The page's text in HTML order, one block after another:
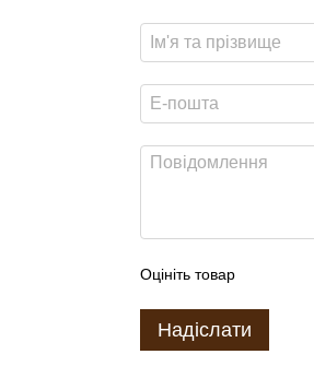
Оцініть товар
Надіслати